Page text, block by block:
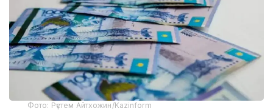
Фото: Рүстем Айтхожин/Kazinform